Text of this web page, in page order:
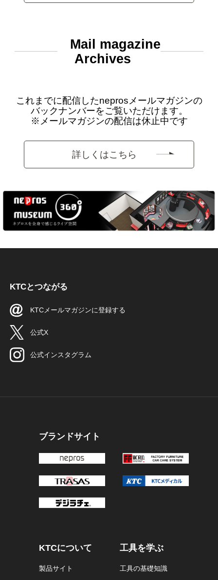
Mail magazine
Archives
これまでに配信したneprosメールマガジンの
バックナンバーをご覧いただけます。
※メールマガジンの配信は休止中です
詳しくはこちら
KTCとつながる
KTCメールマガジンに登録する
公式X
公式インスタグラム
ブランドサイト
KTCについて
製品サイト
工具を学ぶ
工具の基礎知識